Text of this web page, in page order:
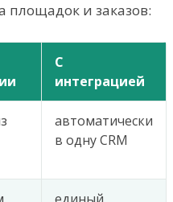
площадок и заказов:
С
интеграцией
автоматически
в одну CRM